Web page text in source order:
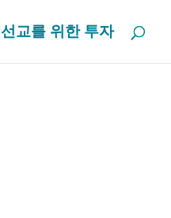
선교를 위한 투자